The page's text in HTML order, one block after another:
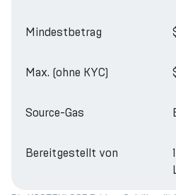
Mindestbetrag
Max. (ohne KYC)
Source-Gas
Bereitgestellt von